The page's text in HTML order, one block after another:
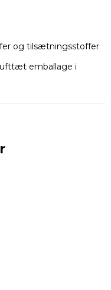
og tilsætningsstoffer
emballage i